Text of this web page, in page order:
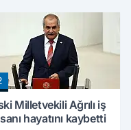
Milletvekili Ağrılı iş
hayatını kaybetti